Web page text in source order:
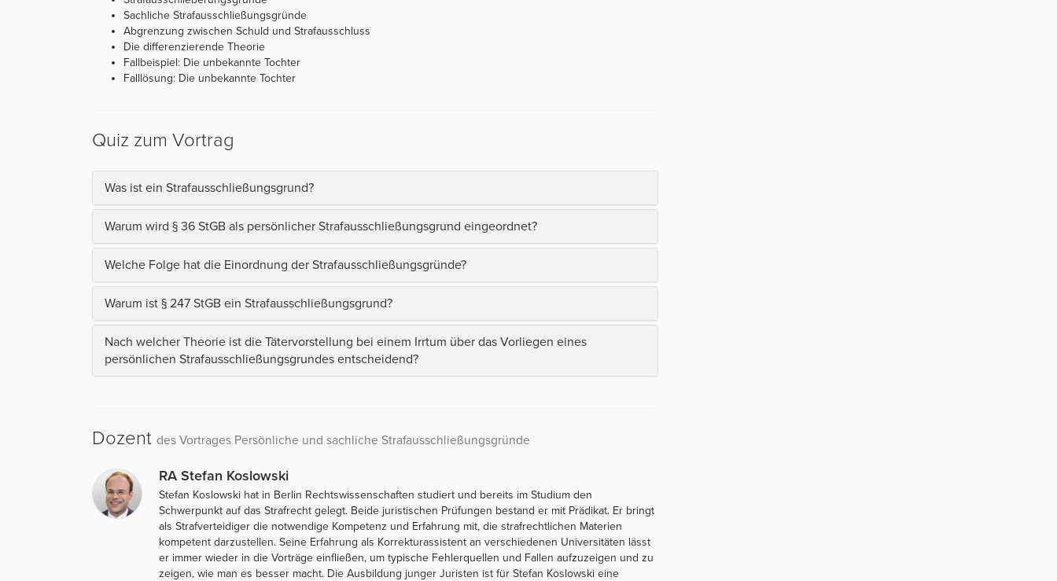
Sachliche Strafausschließungsgründe
Abgrenzung zwischen Schuld und Strafausschluss
Die differenzierende Theorie
Fallbeispiel: Die unbekannte Tochter
Falllösung: Die unbekannte Tochter
Quiz zum Vortrag
Was ist ein Strafausschließungsgrund?
Warum wird § 36 StGB als persönlicher Strafausschließungsgrund eingeordnet?
Welche Folge hat die Einordnung der Strafausschließungsgründe?
Warum ist § 247 StGB ein Strafausschließungsgrund?
Nach welcher Theorie ist die Tätervorstellung bei einem Irrtum über das Vorliegen eines
persönlichen Strafausschließungsgrundes entscheidend?
Dozent des Vortrages Persönliche und sachliche Strafausschließungsgründe
RA Stefan Koslowski
Stefan Koslowski hat in Berlin Rechtswissenschaften studiert und bereits im Studium den
Schwerpunkt auf das Strafrecht gelegt. Beide juristischen Prüfungen bestand er mit Prädikat. Er bringt
als Strafverteidiger die notwendige Kompetenz und Erfahrung mit, die strafrechtlichen Materien
kompetent darzustellen. Seine Erfahrung als Korrekturassistent an verschiedenen Universitäten lässt
er immer wieder in die Vorträge einfließen, um typische Fehlerquellen und Fallen aufzuzeigen und zu
zeigen, wie man es besser macht. Die Ausbildung junger Juristen ist für Stefan Koslowski eine